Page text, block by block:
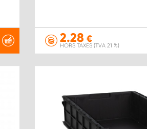
2.28 €
HORS TAXES (TVA 21 %)